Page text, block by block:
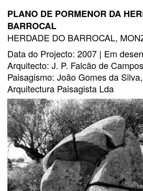
PLANO DE PORMENOR DA
BARROCAL
HERDADE DO BARROCAL,
Data do Projecto: 2007 | Em
Arquitecto: J. P. Falcão de Campos
Paisagismo: João Gomes da
Arquitectura Paisagista Lda